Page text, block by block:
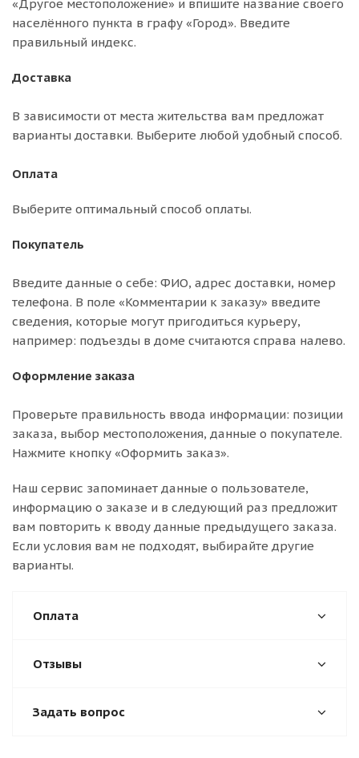
«Другое местоположение» и впишите название своего
населённого пункта в графу «Город». Введите
правильный индекс.
Доставка
В зависимости от места жительства вам предложат
варианты доставки. Выберите любой удобный способ.
Оплата
Выберите оптимальный способ оплаты.
Покупатель
Введите данные о себе: ФИО, адрес доставки, номер
телефона. В поле «Комментарии к заказу» введите
сведения, которые могут пригодиться курьеру,
например: подъезды в доме считаются справа налево.
Оформление заказа
Проверьте правильность ввода информации: позиции
заказа, выбор местоположения, данные о покупателе.
Нажмите кнопку «Оформить заказ».
Наш сервис запоминает данные о пользователе,
информацию о заказе и в следующий раз предложит
вам повторить к вводу данные предыдущего заказа.
Если условия вам не подходят, выбирайте другие
варианты.
Оплата
Отзывы
Задать вопрос